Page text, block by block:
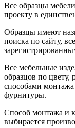
Все образцы
проекту в
Образцы имеют
поиска по сайту,
Все мебельные
образцов по цвету,
способами
фурнитуры.
Способ монтажа и
выбирается